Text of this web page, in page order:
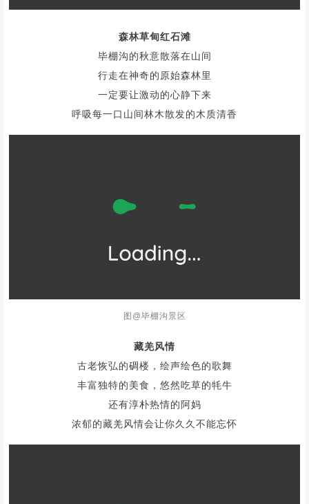
森林草甸红石滩
毕棚沟的秋意散落在山间
行走在神奇的原始森林里
一定要让激动的心静下来
呼吸每一口山间林木散发的木质清香
图@毕棚沟景区
藏羌风情
古老恢弘的碉楼，绘声绘色的歌舞
丰富独特的美食，悠然吃草的牦牛
还有淳朴热情的阿妈
浓郁的藏羌风情会让你久久不能忘怀